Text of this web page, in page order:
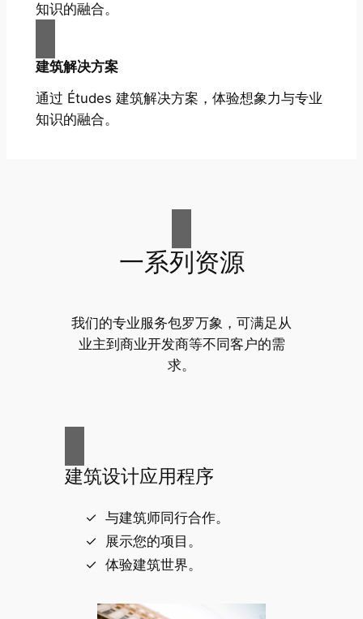
知识的融合。
建筑解决方案
通过 Études 建筑解决方案，体验想象力与专业
知识的融合。
一系列资源
我们的专业服务包罗万象，可满足从
业主到商业开发商等不同客户的需
求。
建筑设计应用程序
与建筑师同行合作。
展示您的项目。
体验建筑世界。